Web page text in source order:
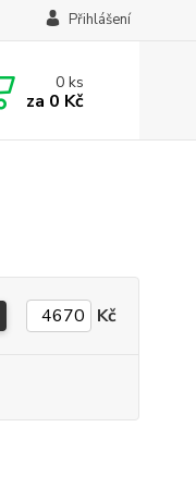
Přihlášení
0ks
za 0 Kč
Kč